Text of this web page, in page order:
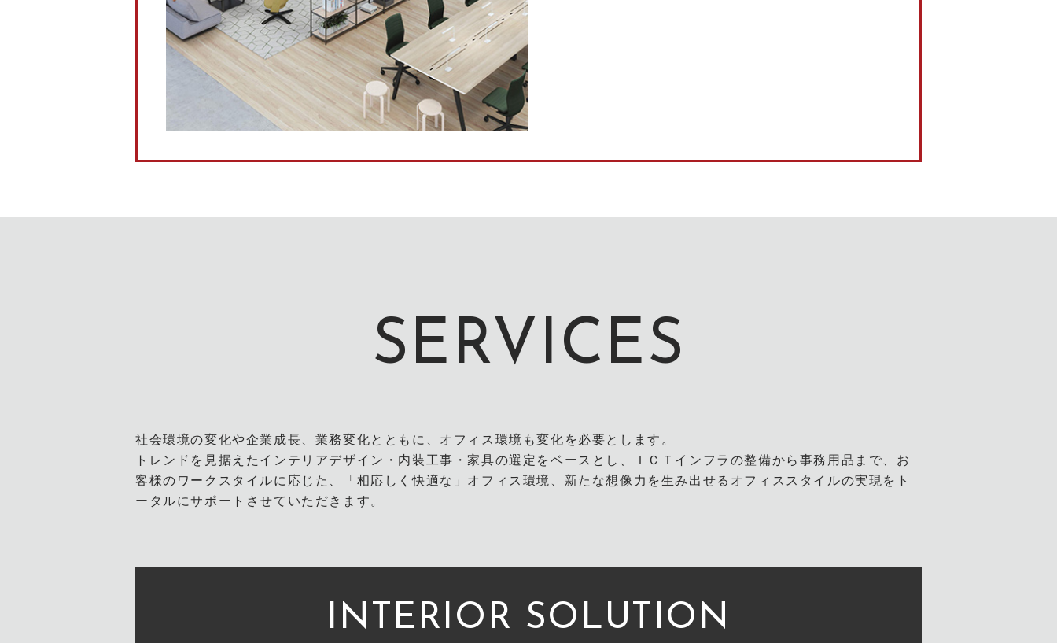
SERVICES
社会環境の変化や企業成長、業務変化とともに、オフィス環境も変化を必要とします。
トレンドを見据えたインテリアデザイン・内装工事・家具の選定をベースとし、ＩＣＴインフラの整備から事務用品まで、お
客様のワークスタイルに応じた、「相応しく快適な」オフィス環境、新たな想像力を生み出せるオフィススタイルの実現をト
ータルにサポートさせていただきます。
INTERIOR SOLUTION